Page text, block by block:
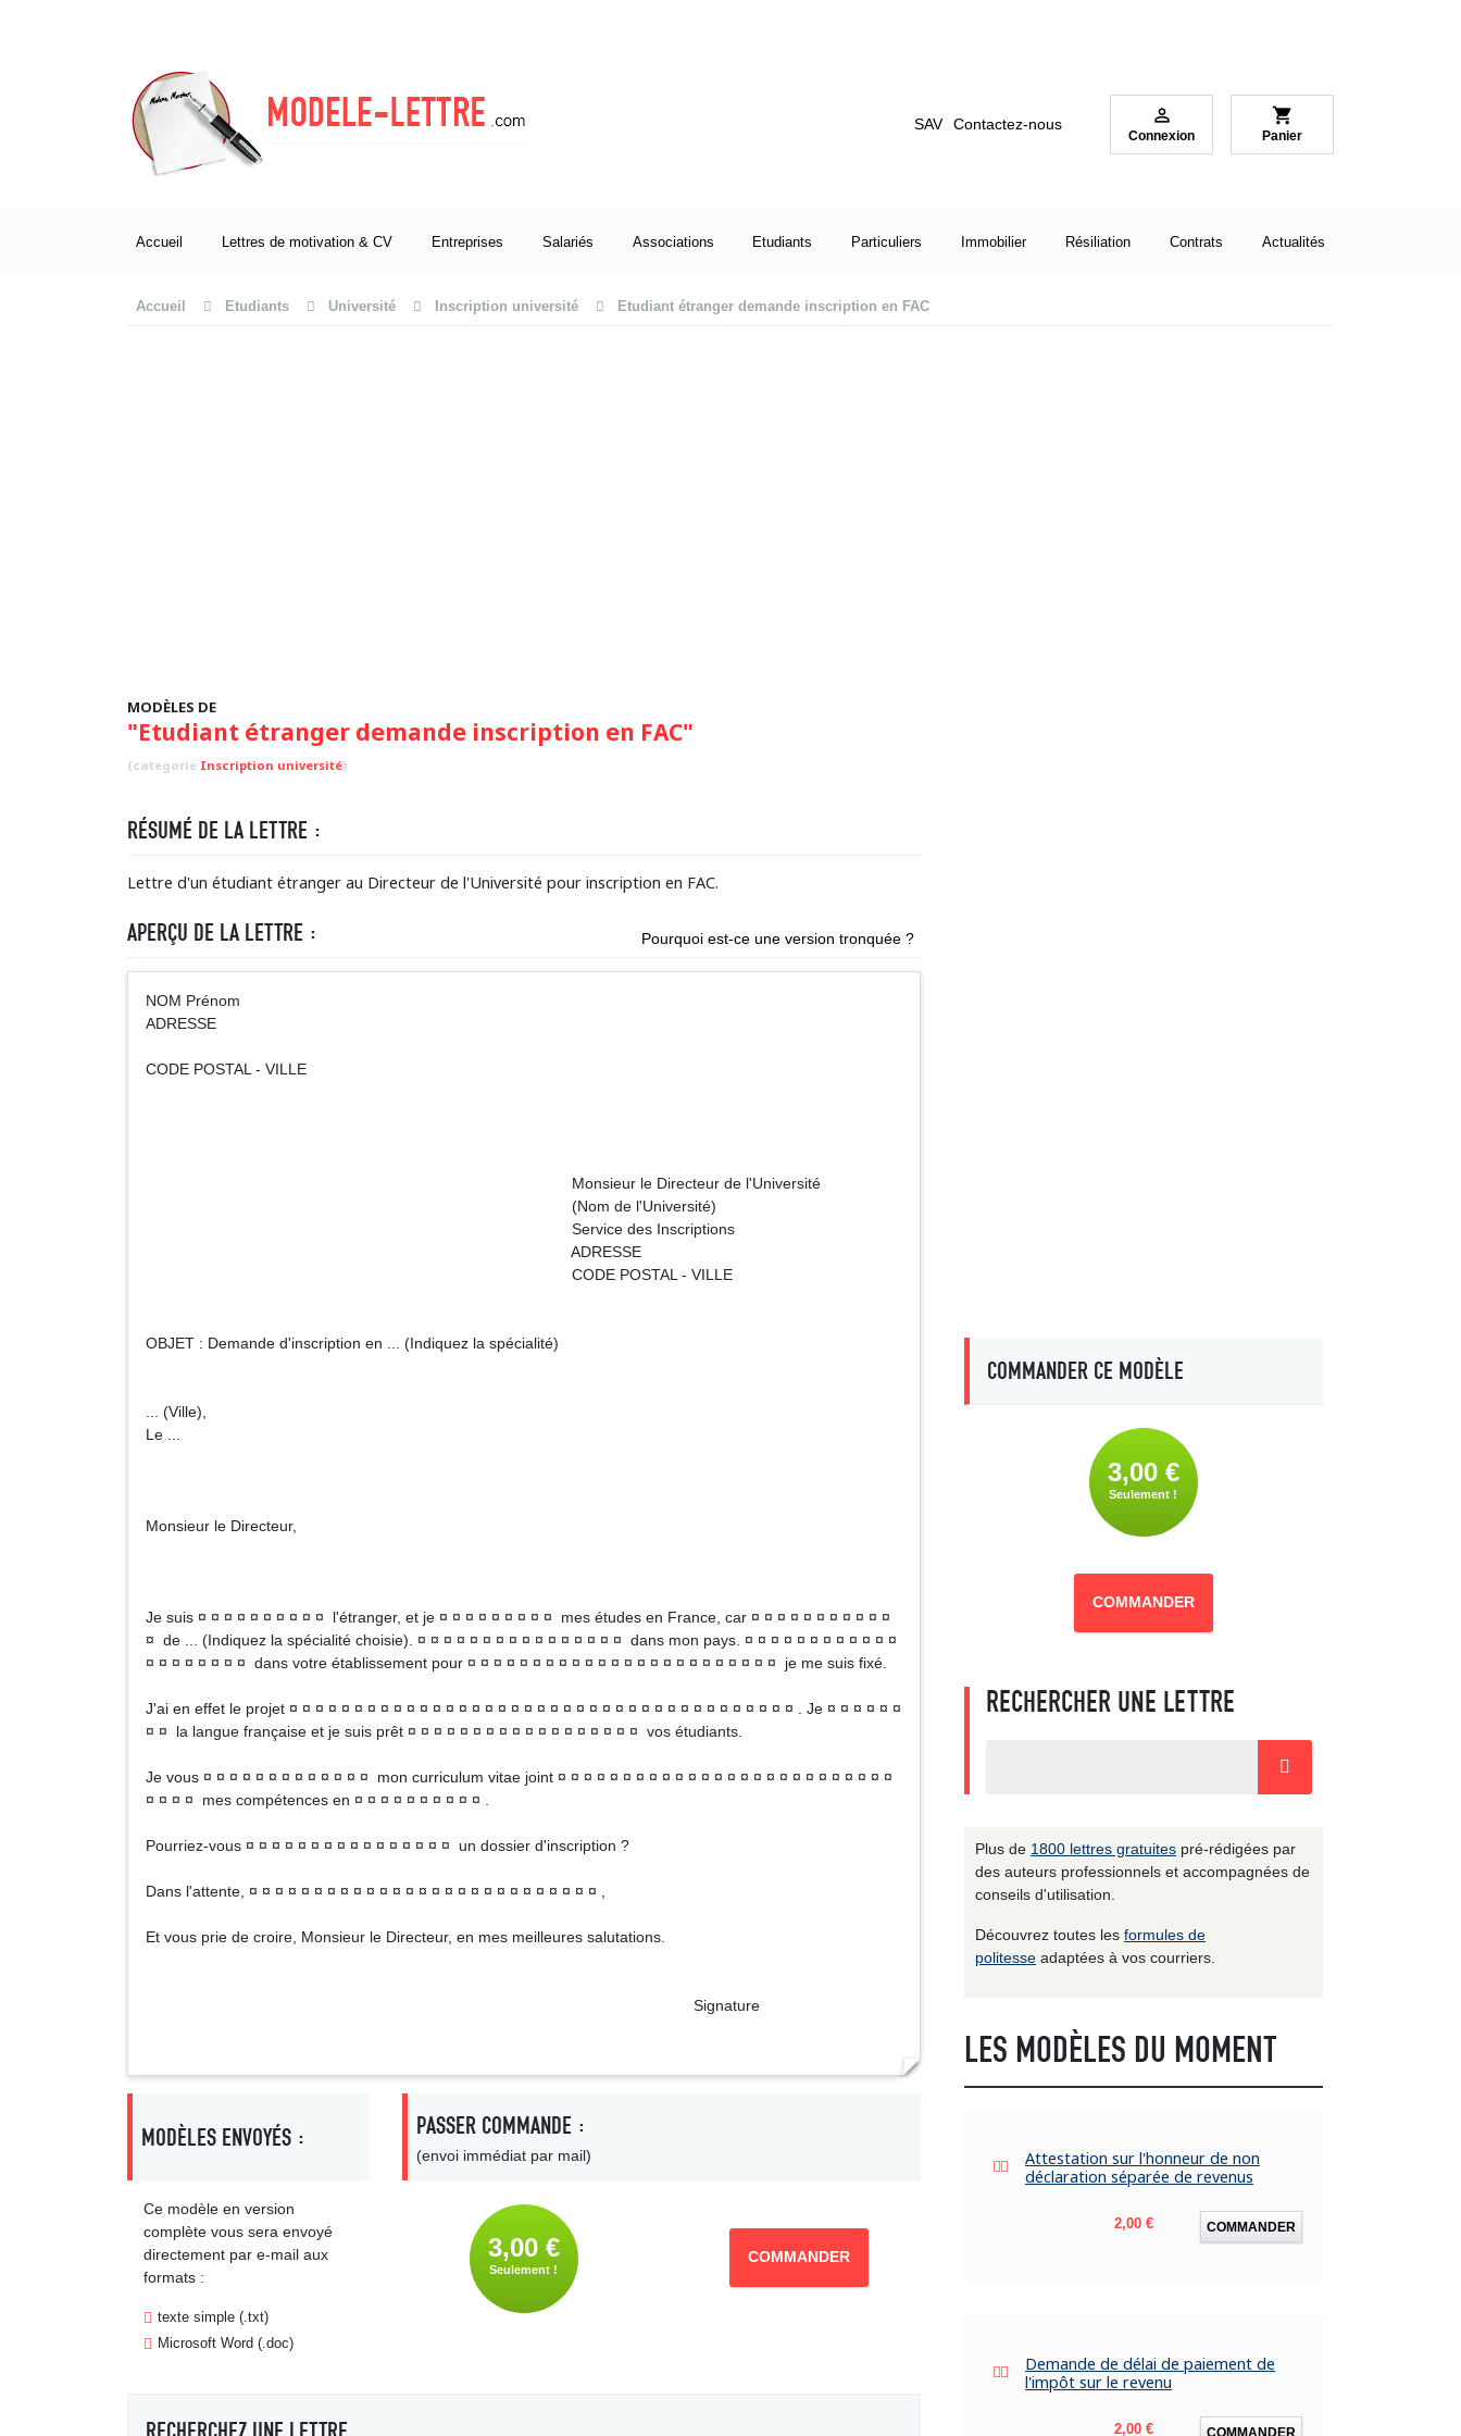
SAV Contactez-nous 
Connexion
shopping_cart
Panier
Accueil Lettres de motivation & CV Entreprises Salariés Associations Etudiants Particuliers Immobilier Résiliation Contrats Actualités
Accueil Etudiants Université Inscription université Etudiant étranger demande inscription en FAC
MODÈLES DE
"Etudiant étranger demande inscription en FAC"
(categorie Inscription université)
RÉSUMÉ DE LA LETTRE :
Lettre d'un étudiant étranger au Directeur de l'Université pour inscription en FAC.
APERÇU DE LA LETTRE : Pourquoi est-ce une version tronquée ?
NOM Prénom
ADRESSE
CODE POSTAL - VILLE
Monsieur le Directeur de l'Université
(Nom de l'Université)
Service des Inscriptions
ADRESSE
CODE POSTAL - VILLE
OBJET : Demande d'inscription en ... (Indiquez la spécialité)
... (Ville),
Le ...
Monsieur le Directeur,
Je suis ¤ ¤ ¤ ¤ ¤ ¤ ¤ ¤ ¤ ¤ l'étranger, et je ¤ ¤ ¤ ¤ ¤ ¤ ¤ ¤ ¤ mes études en France, car ¤ ¤ ¤ ¤ ¤ ¤ ¤ ¤ ¤ ¤ ¤
¤ de ... (Indiquez la spécialité choisie). ¤ ¤ ¤ ¤ ¤ ¤ ¤ ¤ ¤ ¤ ¤ ¤ ¤ ¤ ¤ ¤ dans mon pays. ¤ ¤ ¤ ¤ ¤ ¤ ¤ ¤ ¤ ¤ ¤ ¤
¤ ¤ ¤ ¤ ¤ ¤ ¤ ¤ dans votre établissement pour ¤ ¤ ¤ ¤ ¤ ¤ ¤ ¤ ¤ ¤ ¤ ¤ ¤ ¤ ¤ ¤ ¤ ¤ ¤ ¤ ¤ ¤ ¤ ¤ je me suis fixé.
J'ai en effet le projet ¤ ¤ ¤ ¤ ¤ ¤ ¤ ¤ ¤ ¤ ¤ ¤ ¤ ¤ ¤ ¤ ¤ ¤ ¤ ¤ ¤ ¤ ¤ ¤ ¤ ¤ ¤ ¤ ¤ ¤ ¤ ¤ ¤ ¤ ¤ ¤ ¤ ¤ ¤ . Je ¤ ¤ ¤ ¤ ¤ ¤
¤ ¤ la langue française et je suis prêt ¤ ¤ ¤ ¤ ¤ ¤ ¤ ¤ ¤ ¤ ¤ ¤ ¤ ¤ ¤ ¤ ¤ ¤ vos étudiants.
Je vous ¤ ¤ ¤ ¤ ¤ ¤ ¤ ¤ ¤ ¤ ¤ ¤ ¤ mon curriculum vitae joint ¤ ¤ ¤ ¤ ¤ ¤ ¤ ¤ ¤ ¤ ¤ ¤ ¤ ¤ ¤ ¤ ¤ ¤ ¤ ¤ ¤ ¤ ¤ ¤ ¤ ¤
¤ ¤ ¤ ¤ mes compétences en ¤ ¤ ¤ ¤ ¤ ¤ ¤ ¤ ¤ ¤ .
Pourriez-vous ¤ ¤ ¤ ¤ ¤ ¤ ¤ ¤ ¤ ¤ ¤ ¤ ¤ ¤ ¤ ¤ un dossier d'inscription ?
Dans l'attente, ¤ ¤ ¤ ¤ ¤ ¤ ¤ ¤ ¤ ¤ ¤ ¤ ¤ ¤ ¤ ¤ ¤ ¤ ¤ ¤ ¤ ¤ ¤ ¤ ¤ ¤ ¤ ,
Et vous prie de croire, Monsieur le Directeur, en mes meilleures salutations.
Signature
MODÈLES ENVOYÉS :
Ce modèle en version
complète vous sera envoyé
directement par e-mail aux
formats :
texte simple (.txt)
Microsoft Word (.doc)
PASSER COMMANDE :
(envoi immédiat par mail)
3,00 €
Seulement !
COMMANDER
COMMANDER CE MODÈLE
3,00 €
Seulement !
COMMANDER
RECHERCHER UNE LETTRE
Plus de 1800 lettres gratuites pré-rédigées par
des auteurs professionnels et accompagnées de
conseils d'utilisation.
Découvrez toutes les formules de
politesse adaptées à vos courriers.
LES MODÈLES DU MOMENT
Attestation sur l'honneur de non
déclaration séparée de revenus
Prix
2,00 € COMMANDER
Demande de délai de paiement de
l'impôt sur le revenu
Prix
2,00 € COMMANDER